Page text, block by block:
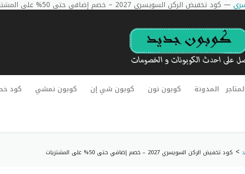
— كود تخفيض الركن السويسري 2027 – خصم إضافي حتى 50% على المشتريات
المدونة كوبون نون كوبون شي إن كوبون نمشي كود
> كود تخفيض الركن السويسري 2027 – خصم إضافي حتى 50% على المشتريات